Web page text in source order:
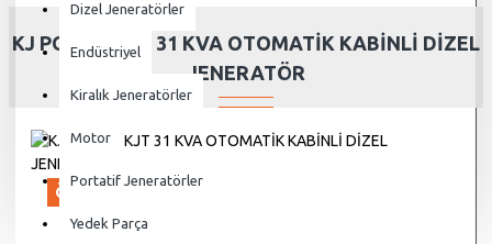
Dizel Jeneratörler
Endüstriyel
Kiralık Jeneratörler
Motor
Portatif Jeneratörler
Yedek Parça
KJ POWER KJT 31 KVA OTOMATİK KABİNLİ DİZEL
JENERATÖR
ÖN SIPARIŞ